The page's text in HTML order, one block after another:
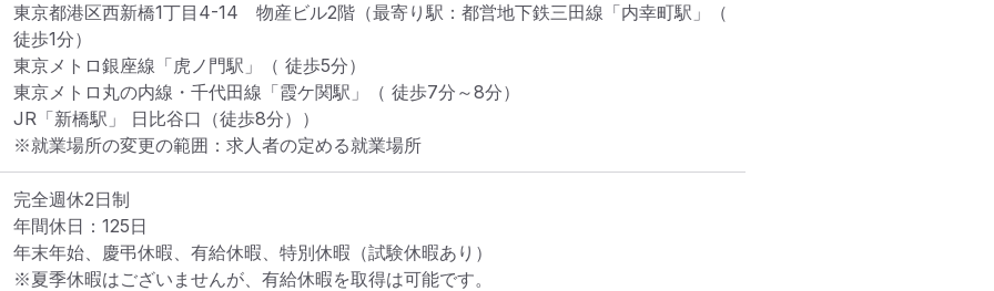
東京都港区西新橋1丁目4-14　物産ビル2階 （最寄り駅：都営地下鉄三田線「内幸町駅」（
徒歩1分）
東京メトロ銀座線「虎ノ門駅」（ 徒歩5分）
東京メトロ丸の内線・千代田線「霞ケ関駅」（ 徒歩7分～8分）
JR「新橋駅」 日比谷口（徒歩8分））
※就業場所の変更の範囲：求人者の定める就業場所
完全週休2日制
年間休日：125日
年末年始、慶弔休暇、有給休暇、特別休暇（試験休暇あり）
※夏季休暇はございませんが、有給休暇を取得は可能です。